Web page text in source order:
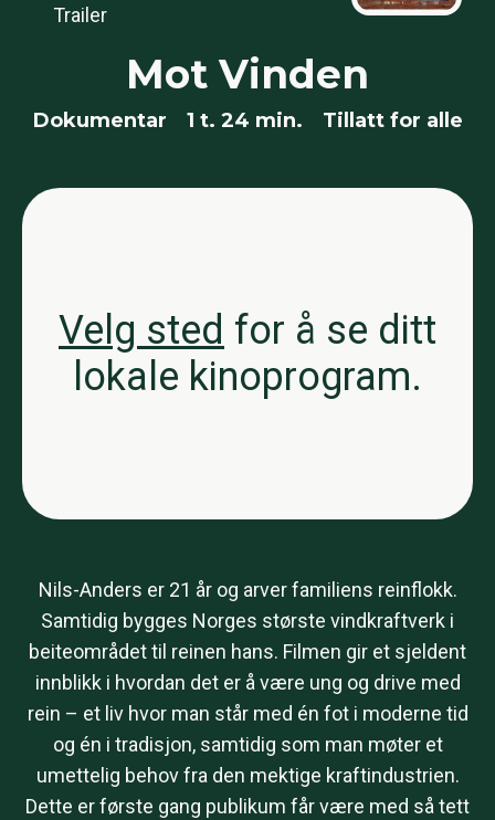
Trailer
Mot Vinden
Dokumentar 1 t. 24 min. Tillatt for alle
Velg sted for å se ditt
lokale kinoprogram.
Nils-Anders er 21 år og arver familiens reinflokk.
Samtidig bygges Norges største vindkraftverk i
beiteområdet til reinen hans. Filmen gir et sjeldent
innblikk i hvordan det er å være ung og drive med
rein – et liv hvor man står med én fot i moderne tid
og én i tradisjon, samtidig som man møter et
umettelig behov fra den mektige kraftindustrien.
Dette er første gang publikum får være med så tett